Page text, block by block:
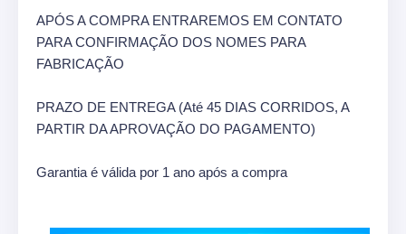
APÓS A COMPRA ENTRAREMOS EM CONTATO
PARA CONFIRMAÇÃO DOS NOMES PARA
FABRICAÇÃO
PRAZO DE ENTREGA (Até 45 DIAS CORRIDOS, A
PARTIR DA APROVAÇÃO DO PAGAMENTO)
Garantia é válida por 1 ano após a compra